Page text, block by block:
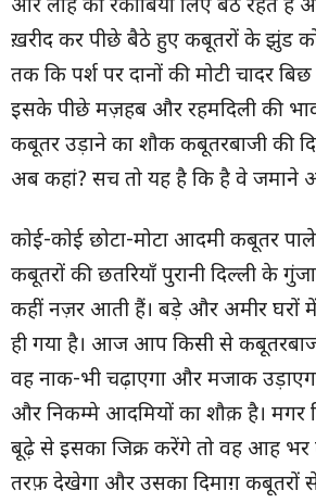
और लोहे की रकाबियां लिए बैठे रहते हैं
ख़रीद कर पीछे बैठे हुए कबूतरों के झुंड
तक कि पर्श पर दानों की मोटी चादर
इसके पीछे मज़हब और रहमदिली की
कबूतर उड़ाने का शौक कबूतरबाजी की
अब कहां? सच तो यह है कि है वे जमाने
कोई-कोई छोटा-मोटा आदमी कबूतर
कबूतरों की छतरियाँ पुरानी दिल्ली के
कहीं नज़र आती हैं। बड़े और अमीर घरों
ही गया है। आज आप किसी से
वह नाक-भी चढ़ाएगा और मजाक
और निकम्मे आदमियों का शौक़ है। मगर
बूढ़े से इसका जिक्र करेंगे तो वह आह
तरफ़ देखेगा और उसका दिमाग़ कबूतरों